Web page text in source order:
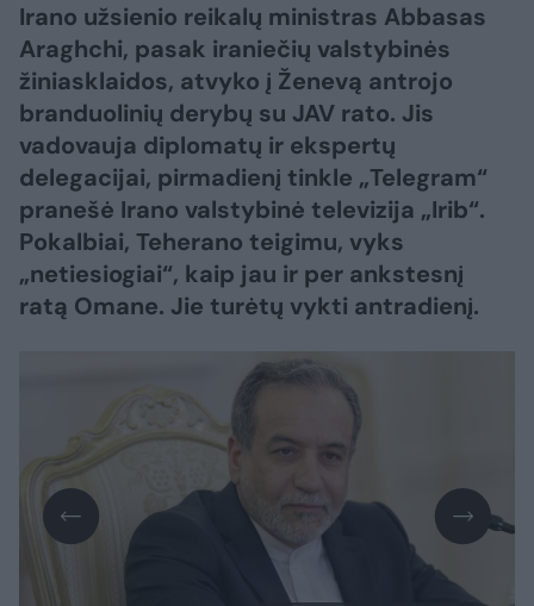
Irano užsienio reikalų ministras Abbasas
Araghchi, pasak iraniečių valstybinės
žiniasklaidos, atvyko į Ženevą antrojo
branduolinių derybų su JAV rato. Jis
vadovauja diplomatų ir ekspertų
delegacijai, pirmadienį tinkle „Telegram“
pranešė Irano valstybinė televizija „Irib“.
Pokalbiai, Teherano teigimu, vyks
„netiesiogiai“, kaip jau ir per ankstesnį
ratą Omane. Jie turėtų vykti antradienį.